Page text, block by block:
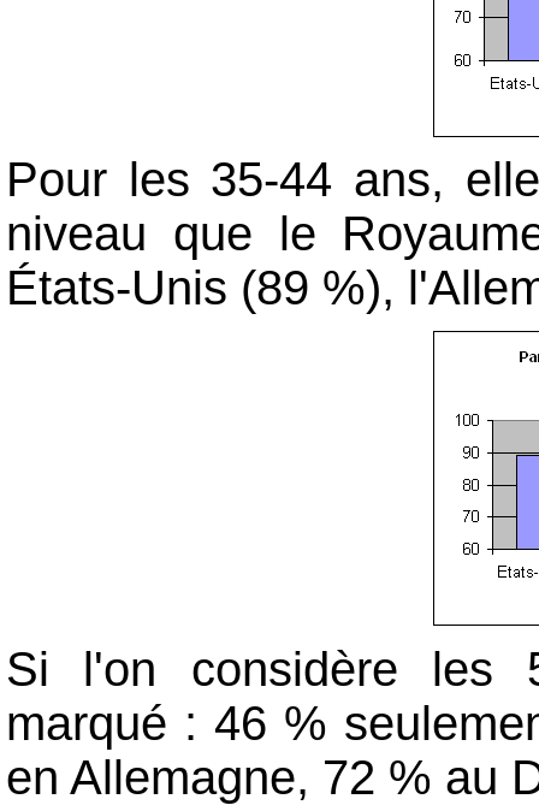
Pour les 35-44 ans,
niveau que le
États-Unis (89 %),
Si l'on considère les
marqué : 46 %
en Allemagne, 72 % au